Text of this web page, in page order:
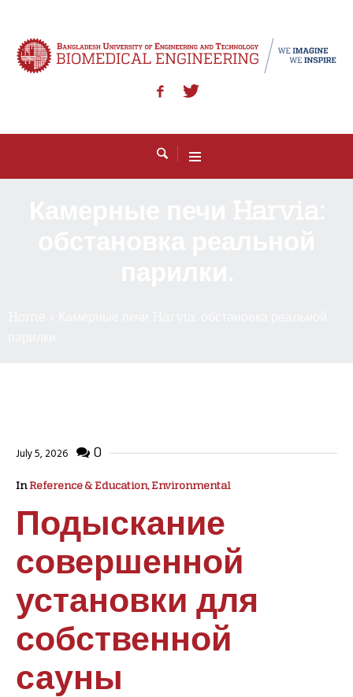
July 5, 2026 0
InReference & Education, Environmental
Подыскание
совершенной
установки для
собственной
сауны